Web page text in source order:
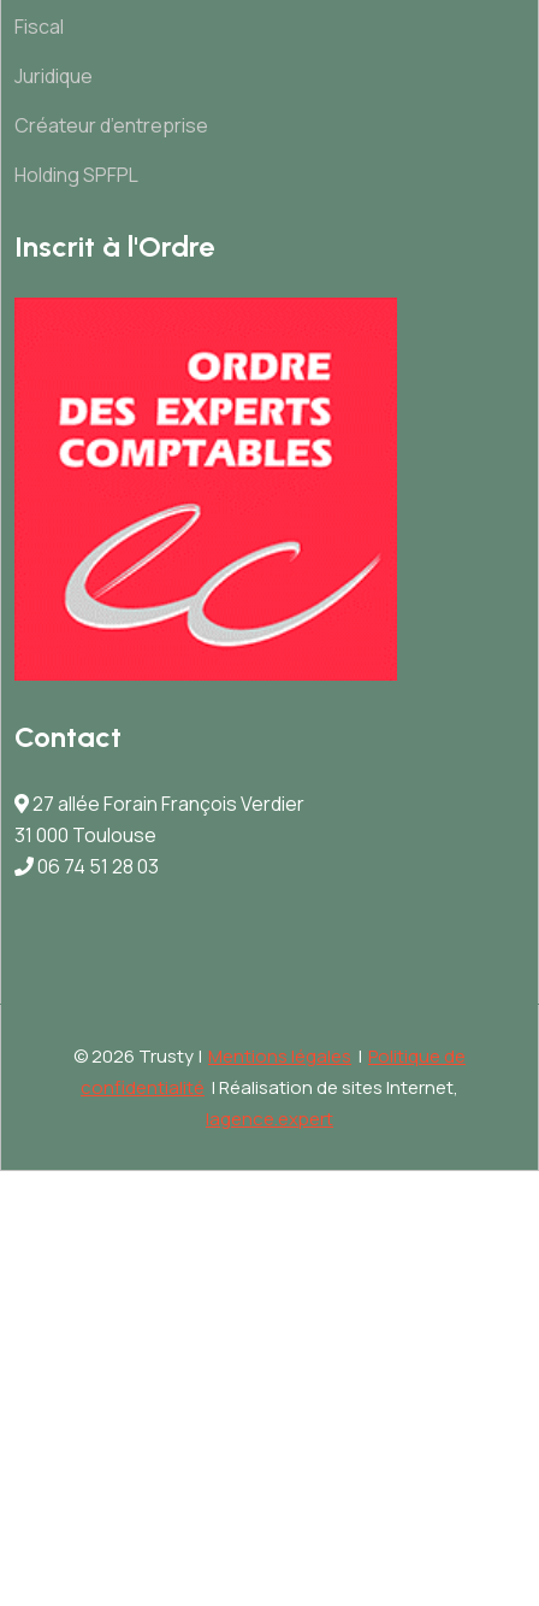
Fiscal
Juridique
Créateur d’entreprise
Holding SPFPL
Inscrit à l'Ordre
Contact
27 allée Forain François Verdier
31 000 Toulouse
06 74 51 28 03
©2026 Trusty | Mentions légales | Politique de
confidentialité | Réalisation de sites Internet,
lagence.expert